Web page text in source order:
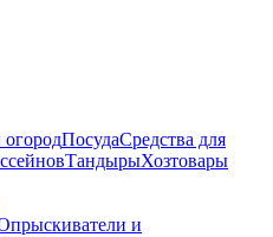
ПосудаСредства для
ТандырыХозтовары
и